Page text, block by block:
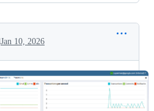
Jan 10, 2026